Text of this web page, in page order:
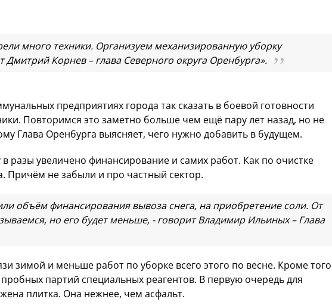
много техники. Организуем механизированную уборку
Дмитрий Корнев – глава Северного округа Оренбурга».
предприятиях города так сказать в боевой готовности
Повторимся это заметно больше чем ещё пару лет назад, но не
Глава Оренбурга выясняет, чего нужно добавить в будущем.
разы увеличено финансирование и самих работ. Как по очистке
Причём не забыли и про частный сектор.
объём финансирования вывоза снега, на приобретение соли. От
но его будет меньше, - говорит Владимир Ильиных – Глава
зимой и меньше работ по уборке всего этого по весне. Кроме того
партий специальных реагентов. В первую очередь для
плитка. Она нежнее, чем асфальт.